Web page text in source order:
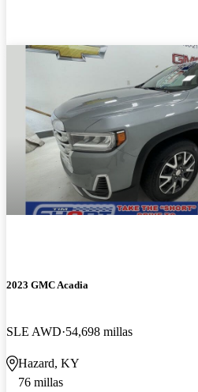
2023 GMC Acadia
SLE AWD 54,698 millas
Hazard, KY
76 millas